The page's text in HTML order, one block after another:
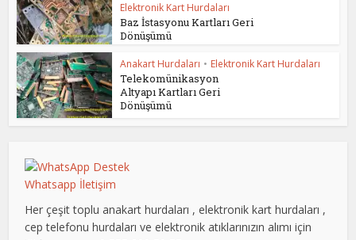
Elektronik Kart Hurdaları
Baz İstasyonu Kartları Geri
Dönüşümü
Anakart Hurdaları • Elektronik Kart Hurdaları
Telekomünikasyon
Altyapı Kartları Geri
Dönüşümü
Whatsapp İletişim
Her çeşit toplu anakart hurdaları , elektronik kart hurdaları ,
cep telefonu hurdaları ve elektronik atıklarınızın alımı için